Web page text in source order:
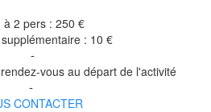
à 2 pers : 250 €
: 10 €
-
vous au départ de l'activité
-
CONTACTER